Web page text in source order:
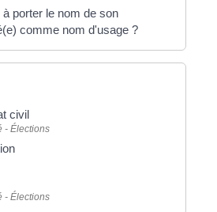
porter le nom de son
comme nom d'usage ?
civil
- Élections
- Élections